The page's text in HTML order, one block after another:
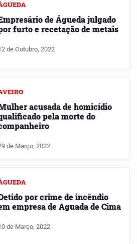
de Águeda julgado
furto e recetação de metais
de Outubro, 2022
acusada de homicídio
pela morte do
de Março, 2022
por crime de incêndio
empresa de Aguada de Cima
de Março, 2022